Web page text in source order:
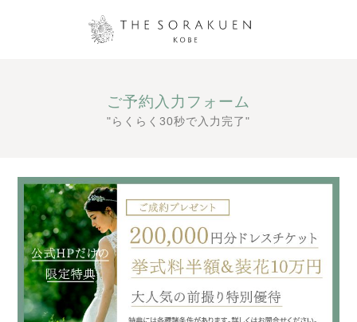
ご予約入力フォーム
"らくらく30秒で入力完了"